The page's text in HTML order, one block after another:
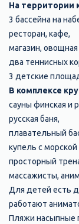
На территории
3 бассейна на
ресторан, кафе,
магазин, овощная
два теннисных
3 детские
В комплексе
сауны финская и
русская баня,
плавательный
купель с
просторный
массажисты,
Для детей есть
работают
Пляжи насыпные